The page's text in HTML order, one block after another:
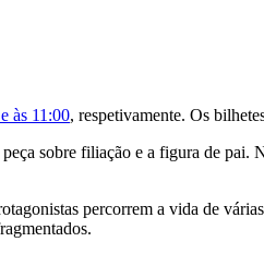
às 11:00, respetivamente. Os
sobre filiação e a figura de pai.
percorrem a vida de